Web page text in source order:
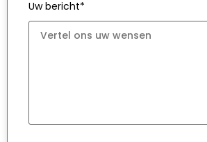
Uw bericht*